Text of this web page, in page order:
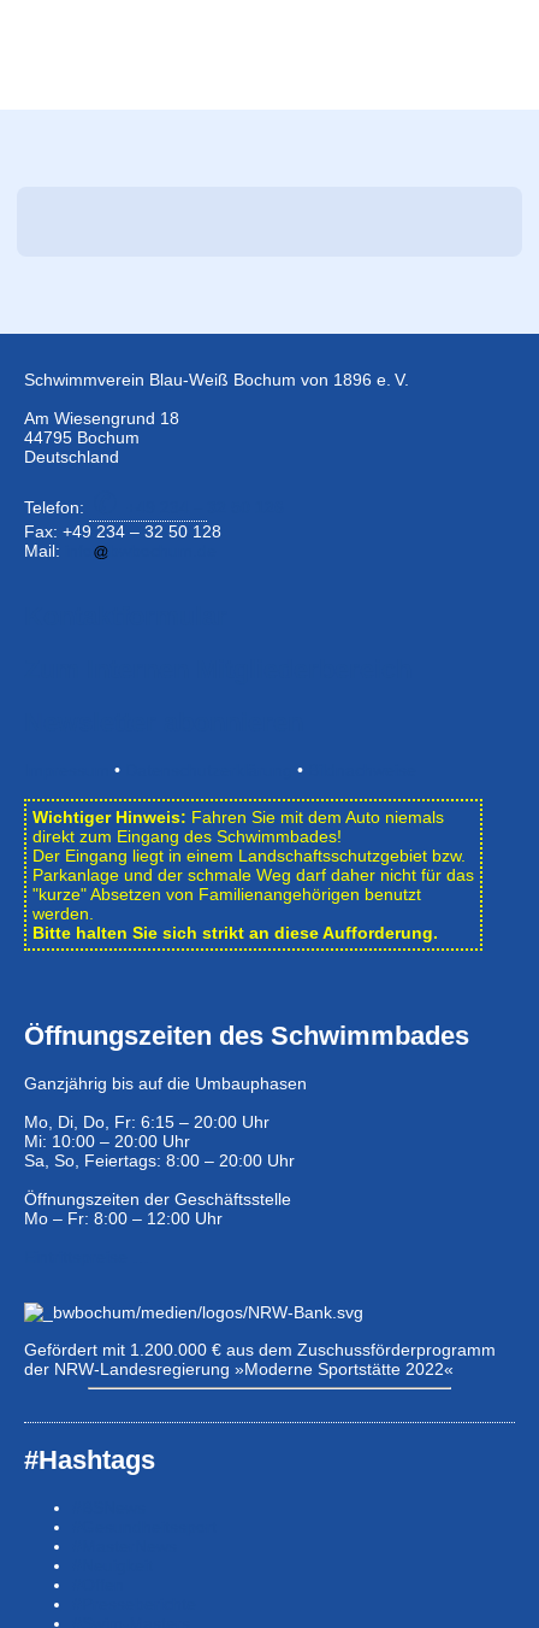
Schwimmverein Blau-Weiß Bochum von 1896 e. V.
Am Wiesengrund 18
44795 Bochum
Deutschland
Telefon:
Fax: +49 234 – 32 50 128
Mail:
• •
Wichtiger Hinweis: Fahren Sie mit dem Auto niemals
direkt zum Eingang des Schwimmbades!
Der Eingang liegt in einem Landschafts­schutzgebiet bzw.
Park­anlage und der schmale Weg darf daher nicht für das
"kurze" Absetzen von Familienangehörigen benutzt
werden.
Bitte halten Sie sich strikt an diese Aufforderung.
Öffnungszeiten des Schwimmbades
Ganzjährig bis auf die Umbauphasen
Mo, Di, Do, Fr: 6:15 – 20:00 Uhr
Mi: 10:00 – 20:00 Uhr
Sa, So, Feiertags: 8:00 – 20:00 Uhr
Öffnungszeiten der Geschäftsstelle
Mo – Fr: 8:00 – 12:00 Uhr
Gefördert mit 1.200.000 € aus dem Zuschussförderprogramm
der NRW-Landesregierung »Moderne Sportstätte 2022«
#Hashtags